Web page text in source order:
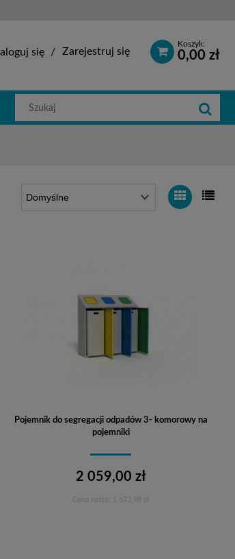
Koszyk:
0,00 zł
się Zarejestruj się
Szukaj
w
Pojemnik do segregacji odpadów 3- komorowy na
pojemniki
2 059,00 zł
1 673,98 zł